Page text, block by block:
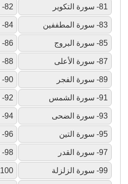
81- سورة التكوير 82- سورة الانفطار
83- سورة المطففين 84- سورة الانشقاق
85- سورة البروج 86- سورة الطارق
87- سورة الأعلى 88- سورة الغاشية
89- سورة الفجر 90- سورة البلد
91- سورة الشمس 92- سورة الليل
93- سورة الضحى 94- سورة الشرح
95- سورة التين 96- سورة العلق
97- سورة القدر 98- سورة البينة
99- سورة الزلزلة 100- سورة العاديات